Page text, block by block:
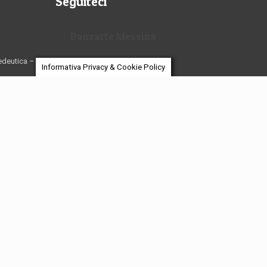
–
Informativa Privacy & Cookie Policy